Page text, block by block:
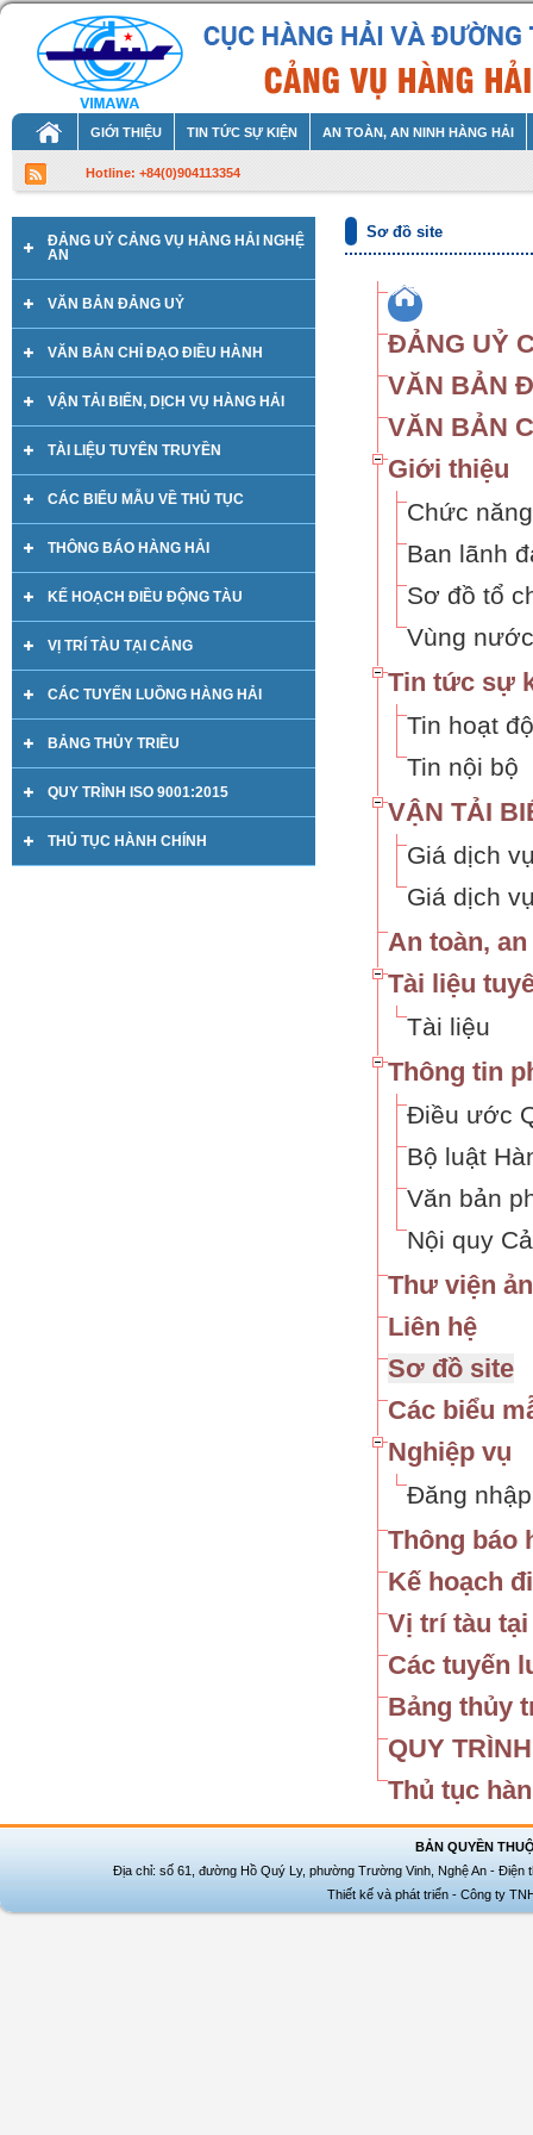
GIỚI THIỆU TIN TỨC SỰ KIỆN AN TOÀN, AN NINH HÀNG HẢI
Hotline: +84(0)904113354
ĐẢNG UỶ CẢNG VỤ HÀNG HẢI NGHỆ
AN
VĂN BẢN ĐẢNG UỶ
VĂN BẢN CHỈ ĐẠO ĐIỀU HÀNH
VẬN TẢI BIỂN, DỊCH VỤ HÀNG HẢI
TÀI LIỆU TUYÊN TRUYỀN
CÁC BIỂU MẪU VỀ THỦ TỤC
THÔNG BÁO HÀNG HẢI
KẾ HOẠCH ĐIỀU ĐỘNG TÀU
VỊ TRÍ TÀU TẠI CẢNG
CÁC TUYẾN LUỒNG HÀNG HẢI
BẢNG THỦY TRIỀU
QUY TRÌNH ISO 9001:2015
THỦ TỤC HÀNH CHÍNH
Sơ đồ site
ĐẢNG UỶ
VĂN BẢN
VĂN BẢN
Giới thiệu
Chức
Ban lãnh
Sơ đồ tổ
Vùng
Tin tức sự
Tin hoạt
Tin nội bộ
VẬN TẢI
Giá dịch
Giá dịch
An toàn,
Tài liệu
Tài liệu
Thông tin
Điều ước
Bộ luật
Văn bản
Nội quy
Thư viện
Liên hệ
Sơ đồ site
Các biểu
Nghiệp vụ
Đăng nhập
Thông báo
Kế hoạch
Vị trí tàu
Các tuyến
Bảng thủy
QUY
Thủ tục
BẢN QUYỀN
Địa chỉ: số 61, đường Hồ Quý Ly, phường Trường Vinh, Nghệ An - Điện
Thiết kế và phát triển - Công ty